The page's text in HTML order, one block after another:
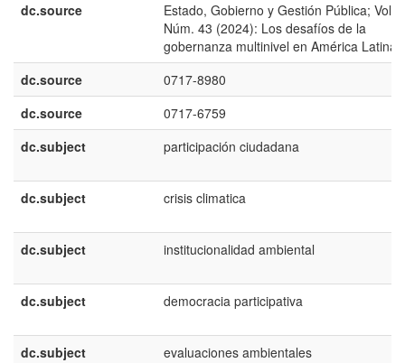
dc.source
Estado, Gobierno y Gestión Pública; Vol.
Núm. 43 (2024): Los desafíos de la
gobernanza multinivel en América Latina
dc.source
0717-8980
dc.source
0717-6759
dc.subject
participación ciudadana
dc.subject crisis climatica
dc.subject institucionalidad ambiental
dc.subject democracia participativa
dc.subject evaluaciones ambientales